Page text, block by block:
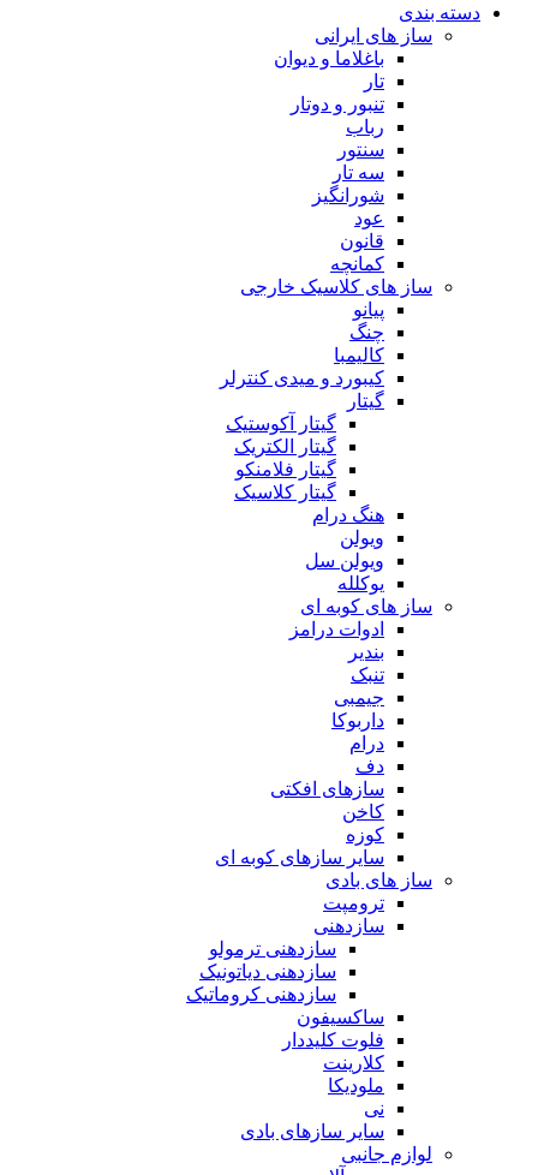
دسته بندی
ساز های ایرانی
باغلاما و دیوان
تار
تنبور و دوتار
رباب
سنتور
سه تار
شورانگیز
عود
قانون
کمانچه
ساز های کلاسیک خارجی
پیانو
چنگ
کالیمبا
کیبورد و میدی کنترلر
گیتار
گیتار آکوستیک
گیتار الکتریک
گیتار فلامنکو
گیتار کلاسیک
هنگ درام
ویولن
ویولن سل
یوکلله
ساز های کوبه ای
ادوات درامز
بندیر
تنبک
جیمبی
داربوکا
درام
دف
سازهای افکتی
کاخن
کوزه
سایر سازهای کوبه ای
ساز های بادی
ترومپت
سازدهنی
سازدهنی ترمولو
سازدهنی دیاتونیک
سازدهنی کروماتیک
ساکسیفون
فلوت کلیددار
کلارینت
ملودیکا
نی
سایر سازهای بادی
لوازم جانبی